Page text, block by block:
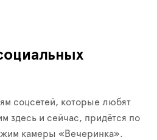
соцсетей, которые любят
здесь и сейчас, придётся по
камеры «Вечеринка».